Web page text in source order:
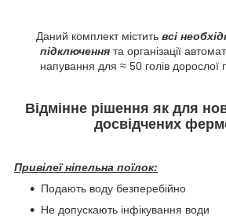
Даний комплект містить всі
підключеннята організації
напування для ≈ 50 голів дорослої
Відмінне рішення як для
досвідчених
Привілеї ніпельна поїлок:
Подають воду безперебійно
Не допускають інфікування води